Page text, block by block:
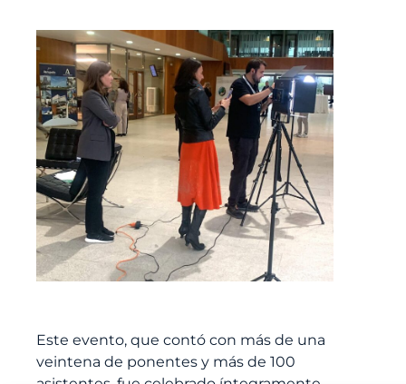
Este evento, que contó con más de una
veintena de ponentes y más de 100